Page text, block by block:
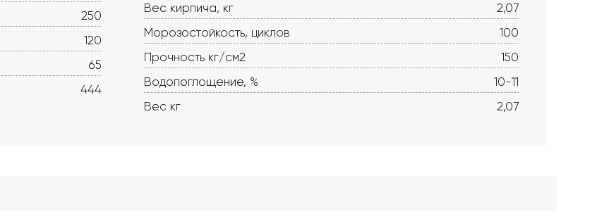
250
120
65
444
Вес кирпича, кг
2,07
Морозостойкость, циклов
100
Прочность кг/см2
150
Водопоглощение, %
10-11
Вес кг
2,07